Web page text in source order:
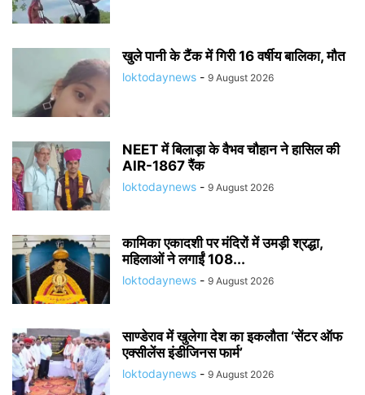
खुले पानी के टैंक में गिरी 16 वर्षीय बालिका, मौत
loktodaynews - 9 August 2026
NEET में बिलाड़ा के वैभव चौहान ने हासिल की
AIR-1867 रैंक
loktodaynews - 9 August 2026
कामिका एकादशी पर मंदिरों में उमड़ी श्रद्धा,
महिलाओं ने लगाईं 108...
loktodaynews - 9 August 2026
साण्डेराव में खुलेगा देश का इकलौता ‘सेंटर ऑफ
एक्सीलेंस इंडीजिनस फार्म’
loktodaynews - 9 August 2026